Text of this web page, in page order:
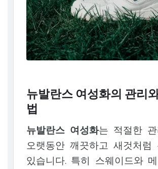
뉴발란스 여성화의 관리
법
뉴발란스 여성화는 적절한
오랫동안 깨끗하고 새것처럼
있습니다. 특히 스웨이드와